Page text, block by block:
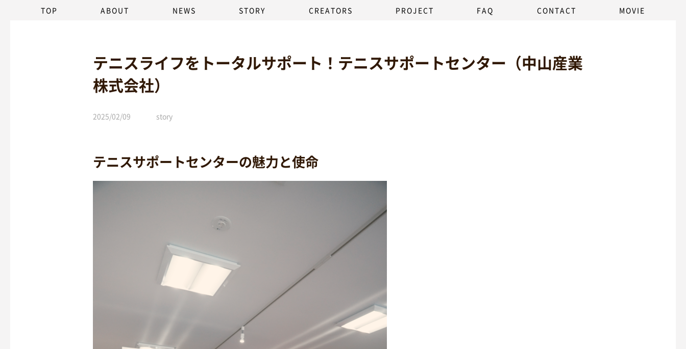
TOP ABOUT NEWS STORY CREATORS PROJECT FAQ CONTACT MOVIE
テニスライフをトータルサポート！テニスサポートセンター（中山産業
株式会社）
2025/02/09 story
テニスサポートセンターの魅力と使命